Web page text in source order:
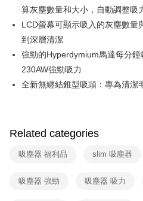
Yuanta Commercial Bank
E.SUN Commercial Bank
Taishin International Bank
Taiwan Rakuten Card, Inc.
HSBC Bank (Taiwan) Limited
Union Bank of Taiwan
E.SUN Commercial Bank
Taishin International Bank
Taiwan Rakuten Card, Inc.
Google Pay
ATM Transfer
Shipping Method
宅配
算灰塵數量和大小，自動調整吸
LCD螢幕可顯示吸入的灰塵數量
到深層清潔
強勁的Hyperdymium馬達每分
230AW強勁吸力
全新無纏結錐型吸頭：專為清潔
Related categories
吸塵器 福利品 slim 吸塵器
吸塵器 強勁 吸塵器 吸力